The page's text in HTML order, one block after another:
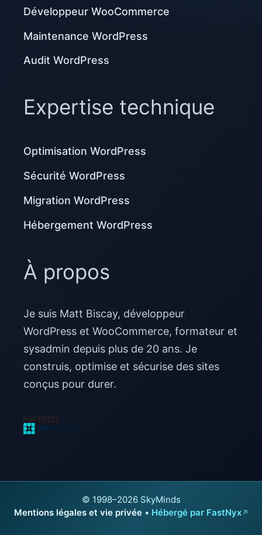
Développeur WooCommerce
Maintenance WordPress
Audit WordPress
Expertise technique
Optimisation WordPress
Sécurité WordPress
Migration WordPress
Hébergement WordPress
À propos
Je suis Matt Biscay, développeur
WordPress et WooCommerce, formateur et
sysadmin depuis plus de 20 ans. Je
construis, optimise et sécurise des sites
conçus pour durer.
© 1998–2026 SkyMinds
Mentions légales et vie privée • Hébergé par FastNyx